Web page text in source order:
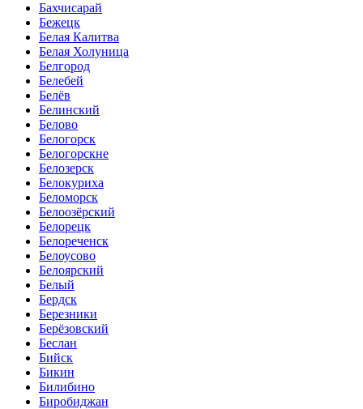
Бахчисарай
Бежецк
Белая Калитва
Белая Холуница
Белгород
Белебей
Белёв
Белинский
Белово
Белогорск
Белогорскне
Белозерск
Белокуриха
Беломорск
Белоозёрский
Белорецк
Белореченск
Белоусово
Белоярский
Белый
Бердск
Березники
Берёзовский
Беслан
Бийск
Бикин
Билибино
Биробиджан